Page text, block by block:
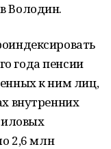
Володин.
года пенсии
к ним лиц,
внутренних
2,6 млн